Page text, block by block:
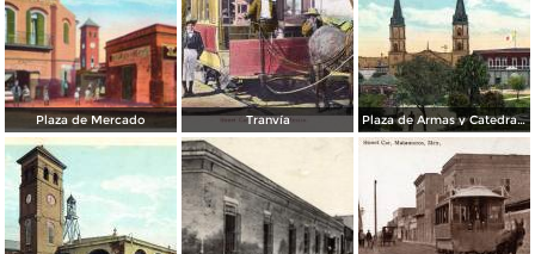
Plaza de Mercado Tranvía Plaza de Armas y Catedral de Matamoros